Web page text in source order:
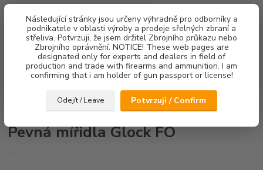
Následující stránky jsou určeny výhradně pro odborníky a
podnikatele v oblasti výroby a prodeje sřelných zbraní a
střeliva. Potvrzuji, že jsem držitel Zbrojního průkazu nebo
Zbrojního oprávnění. NOTICE! These web pages are
designated only for experts and dealers in field of
production and trade with firearms and ammunition. I am
confirming that i am holder of gun passport or license!
Odejít / Leave Potvrzuji / Confirm
Menu
Hledat
za0,00 Kč
Pevná mířidla Glock FO
Pevná mířidla Glock FO